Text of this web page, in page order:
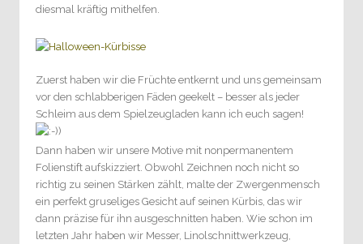
diesmal kräftig mithelfen.
Zuerst haben wir die Früchte entkernt und uns gemeinsam
vor den schlabberigen Fäden geekelt – besser als jeder
Schleim aus dem Spielzeugladen kann ich euch sagen!
Dann haben wir unsere Motive mit nonpermanentem
Folienstift aufskizziert. Obwohl Zeichnen noch nicht so
richtig zu seinen Stärken zählt, malte der Zwergenmensch
ein perfekt gruseliges Gesicht auf seinen Kürbis, das wir
dann präzise für ihn ausgeschnitten haben. Wie schon im
letzten Jahr haben wir Messer, Linolschnittwerkzeug,